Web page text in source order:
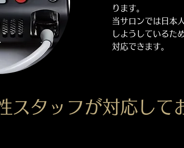
ります。
当サロンでは日本
しようしているた
対応できます。
スタッフが対応して